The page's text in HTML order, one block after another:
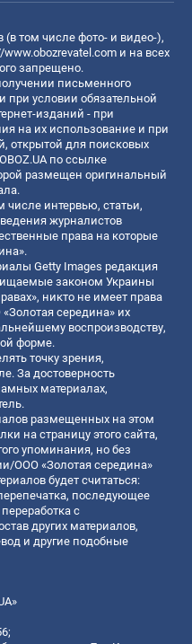
том числе фото- и видео-),
www.obozrevatel.com и на всех
запрещено.
письменного
при условии обязательной
изданий - при
на их использование и при
открытой для поисковых
по ссылке
размещен оригинальный
числе интервью, статьи,
журналистов
права на которые
Getty Images редакция
законом Украины
никто не имеет права
середина» их
воспроизводству,
форме.
точку зрения,
За достоверность
материалах,
размещенных на этом
на страницу этого сайта,
упоминания, но без
ООО «Золотая середина»
будет считаться:
последующее
с
других материалов,
и другие подобные